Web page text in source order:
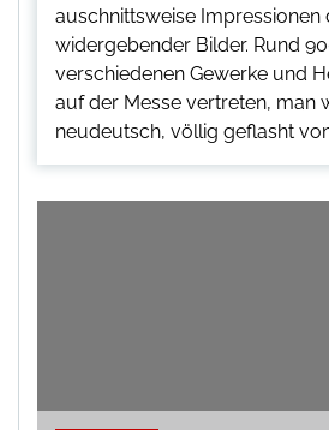
auschnittsweise Impressionen
widergebender Bilder. Rund
verschiedenen Gewerke und
auf der Messe vertreten, man
neudeutsch, völlig geflasht